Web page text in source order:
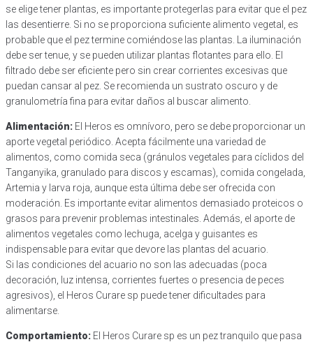
se elige tener plantas, es importante protegerlas para evitar que el pez
las desentierre. Si no se proporciona suficiente alimento vegetal, es
probable que el pez termine comiéndose las plantas. La iluminación
debe ser tenue, y se pueden utilizar plantas flotantes para ello. El
filtrado debe ser eficiente pero sin crear corrientes excesivas que
puedan cansar al pez. Se recomienda un sustrato oscuro y de
granulometría fina para evitar daños al buscar alimento.
Alimentación: El Heros es omnívoro, pero se debe proporcionar un
aporte vegetal periódico. Acepta fácilmente una variedad de
alimentos, como comida seca (gránulos vegetales para cíclidos del
Tanganyika, granulado para discos y escamas), comida congelada,
Artemia y larva roja, aunque esta última debe ser ofrecida con
moderación. Es importante evitar alimentos demasiado proteicos o
grasos para prevenir problemas intestinales. Además, el aporte de
alimentos vegetales como lechuga, acelga y guisantes es
indispensable para evitar que devore las plantas del acuario.
Si las condiciones del acuario no son las adecuadas (poca
decoración, luz intensa, corrientes fuertes o presencia de peces
agresivos), el Heros Curare sp puede tener dificultades para
alimentarse.
Comportamiento: El Heros Curare sp es un pez tranquilo que pasa